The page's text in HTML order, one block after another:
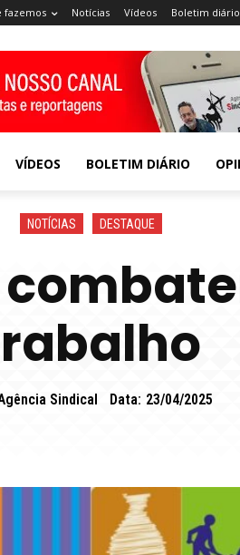
fazemos Notícias Vídeos Boletim diário
VÍDEOS BOLETIM DIÁRIO
NOTÍCIAS DESTAQUE
Sindical Data: 23/04/2025